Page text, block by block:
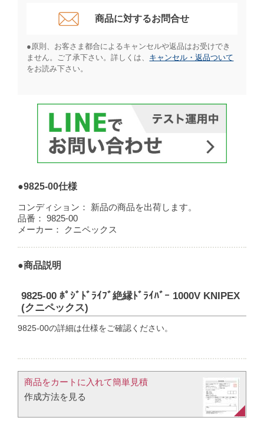
商品に対するお問合せ​
●原則、お客さま都合によるキャンセルや返品はお受けでき
ません。ご了承下さい。詳しくは、 キャンセル・返品ついて
をお読み下さい。​
●9825-00仕様
コンディション：
新品の商品を出荷します。
品番：
9825-00
メーカー：
クニペックス
●商品説明
9825-00 ﾎﾟｼﾞﾄﾞﾗｲﾌﾞ絶縁ﾄﾞﾗｲﾊﾞｰ 1000V KNIPEX
(クニペックス)
9825-00の詳細は仕様をご確認ください。
商品をカートに入れて簡単見積​
作成方法を見る​​